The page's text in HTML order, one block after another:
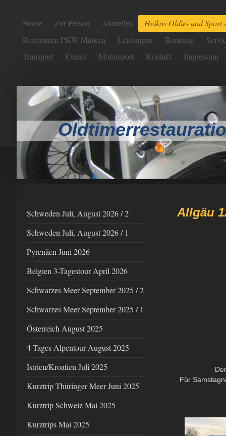
Home Zur Person Aktuelles
Heikos Oldie- und Sport
Referenzen PKW Marken
Leistungen Beratung
Transport
Events Motorsport Kontakt Impressum
Allgäu
Für
Schweden Juli, August 2026 / 2
Schweden Juli, August 2026 / 1
Pyrenäen Juni 2026
Belgien 3-Tagestour April 2026
Schwarzes Meer September 2025 / 2
Schwarzes Meer September 2025 / 1
Österreich August 2025
4-Tages Alpentour August 2025
Istrien/Kroatien Juli 2025
Kurztrip Thüringer Meer Juni 2025
Kurztrip Schweiz Mai 2025
Kurztrips Mai 2025